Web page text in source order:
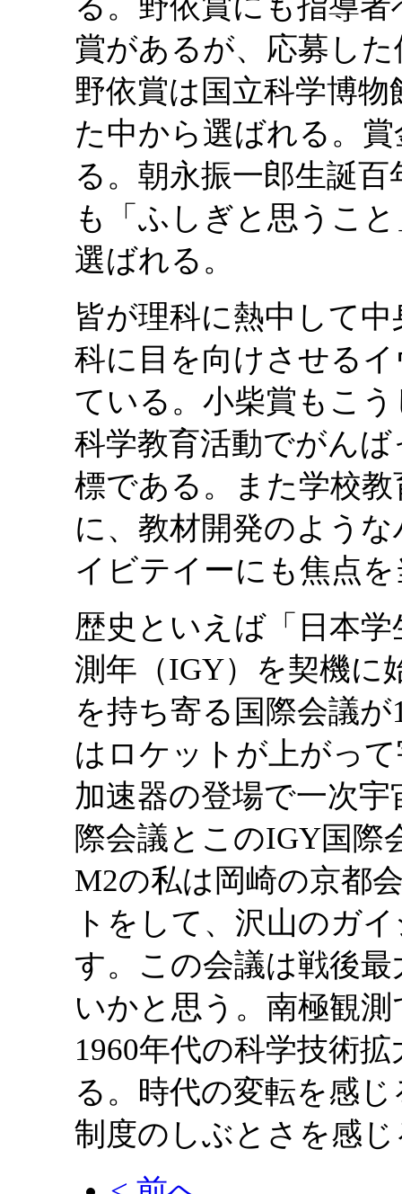
賞があるが、応募し
野依賞は国立科学博
た中から選ばれる。
る。朝永振一郎生誕
も「ふしぎと思うこ
選ばれる。
皆が理科に熱中して
科に目を向けさせる
ている。小柴賞もこ
科学教育活動でがん
標である。また学校
に、教材開発のよう
イビテイーにも焦点
歴史といえば「日本
測年（IGY）を契機に
を持ち寄る国際会議
はロケットが上がっ
加速器の登場で一次
際会議とこのIGY国際
M2の私は岡崎の京都
トをして、沢山のガ
す。この会議は戦後
いかと思う。南極観
1960年代の科学技術
る。時代の変転を感
制度のしぶとさを感